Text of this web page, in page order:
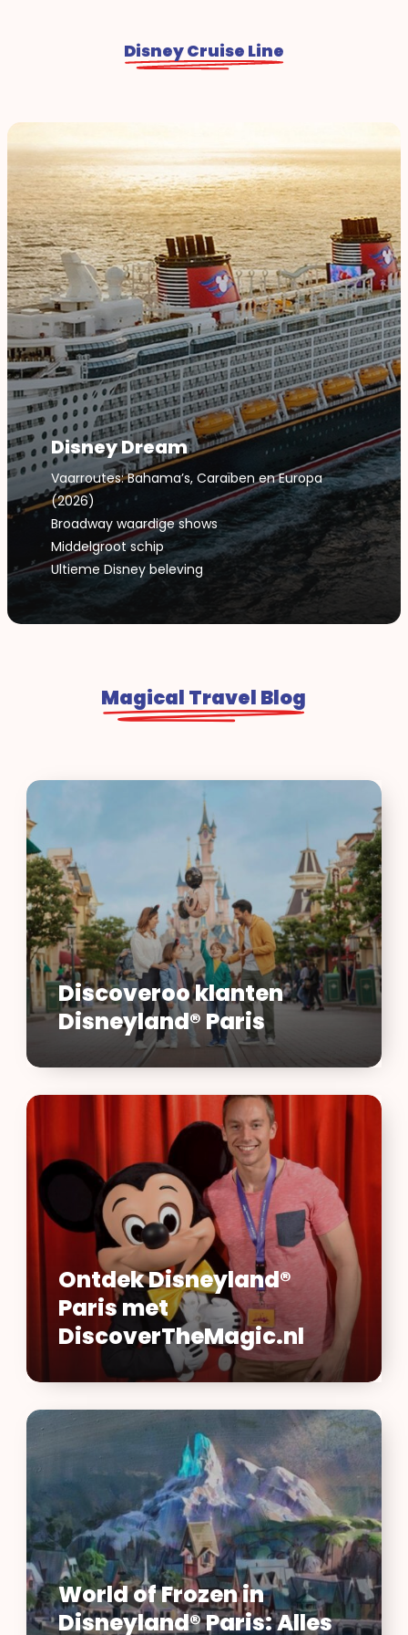
Disney Cruise Line
Disney Dream
Vaarroutes: Bahama’s, Caraïben en Europa
(2026)
Broadway waardige shows
Middelgroot schip
Ultieme Disney beleving
Magical Travel Blog
Discoveroo
klanten
Disneyland®
Paris
Discoveroo klanten
Disneyland® Paris
Ontdek
Paris
met
DiscoverTheMagic.nl
Ontdek Disneyland®
Paris met
DiscoverTheMagic.nl
World
of
Frozen
Disneyland®
Paris:
Alles
wat
je
moet
World of Frozen in
Disneyland® Paris: Alles